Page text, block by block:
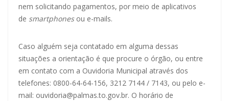
nem solicitando pagamentos, por meio de aplicativos
de smartphonesou e-mails.
Caso alguém seja contatado em alguma dessas
situações a orientação é que procure o órgão, ou entre
em contato com a Ouvidoria Municipal através dos
telefones: 0800-64-64-156, 3212 7144 / 7143, ou pelo e-
mail: ouvidoria@palmas.to.gov.br. O horário de